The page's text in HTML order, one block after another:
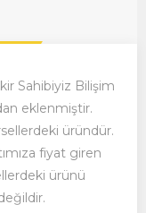
Sahibiyiz Bilişim
eklenmiştir.
üründür.
fiyat giren
ürünü